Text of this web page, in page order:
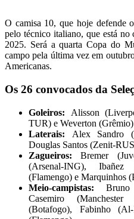
O camisa 10, que hoje defende
pelo técnico italiano, que está
2025. Será a quarta Copa do
campo pela última vez em
Americanas.
Os 26 convocados da
Goleiros: Alisson
TUR) e Weverton (Grêmio)
Laterais: Alex Sandro
Douglas Santos (Zenit-
Zagueiros: Bremer
(Arsenal-ING),
(Flamengo) e Marquinhos
Meio-campistas: Bruno
Casemiro
(Botafogo), Fabinho